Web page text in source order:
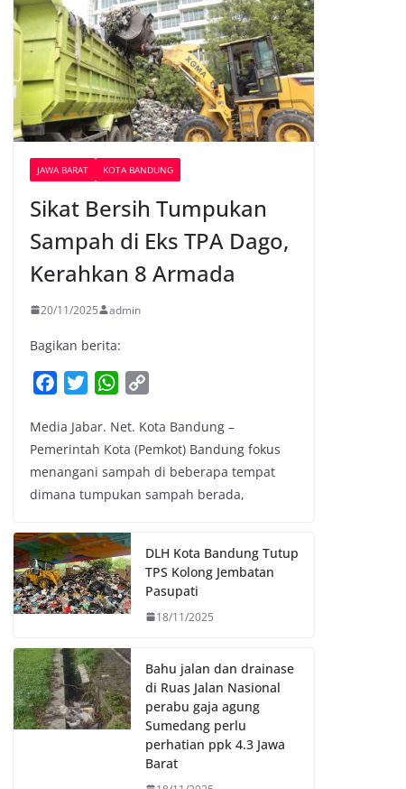
JAWA BARAT KOTA BANDUNG
Sikat Bersih Tumpukan
Sampah di Eks TPA Dago,
Kerahkan 8 Armada
20/11/2025 admin
Bagikan berita:
c
e
b
o
k
i
t
t
e
W
a
t
s
A
p
p
y
L
i
k
Media Jabar. Net. Kota Bandung –
Pemerintah Kota (Pemkot) Bandung fokus
menangani sampah di beberapa tempat
dimana tumpukan sampah berada,
DLH Kota Bandung Tutup
TPS Kolong Jembatan
Pasupati
18/11/2025
Bahu jalan dan drainase
di Ruas Jalan Nasional
perabu gaja agung
Sumedang perlu
perhatian ppk 4.3 Jawa
Barat